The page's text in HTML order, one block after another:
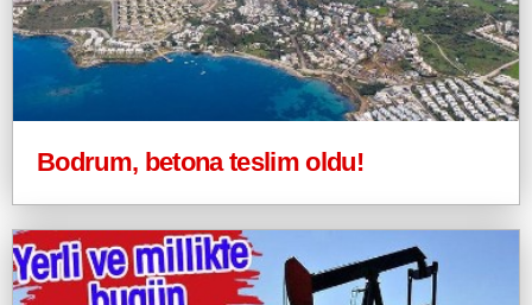
Bodrum, betona teslim oldu!